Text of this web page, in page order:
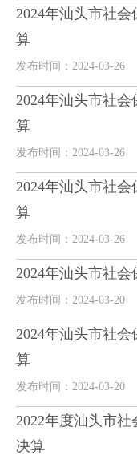
2024年汕头市社
算
发布时间：2024-03-26
2024年汕头市社
算
发布时间：2024-03-26
2024年汕头市社
算
发布时间：2024-03-26
2024年汕头市社
发布时间：2024-03-20
2024年汕头市社
算
发布时间：2024-03-20
2022年度汕头市
决算